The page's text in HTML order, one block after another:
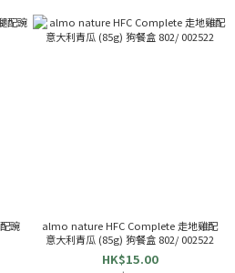
豌
almo nature HFC Complete 走地雞配
意大利青瓜 (85g) 狗餐盒 802/ 002522
HK$15.00